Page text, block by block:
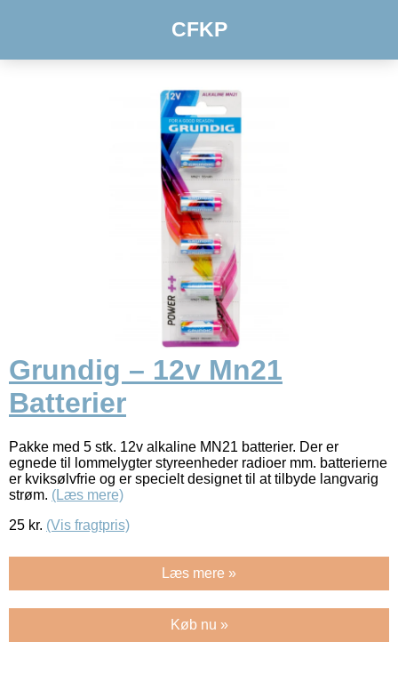
CFKP
Grundig – 12v Mn21
Batterier
Pakke med 5 stk. 12v alkaline MN21 batterier. Der er
egnede til lommelygter styreenheder radioer mm. batterierne
er kviksølvfrie og er specielt designet til at tilbyde langvarig
strøm. (Læs mere)
25 kr. (Vis fragtpris)
Læs mere »
Køb nu »